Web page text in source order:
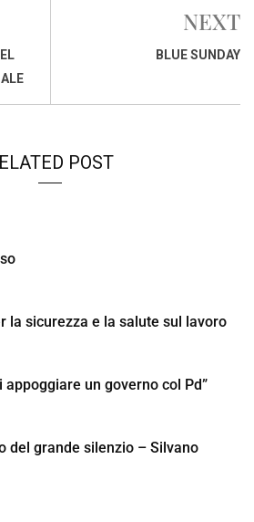
s
NEXT
BLUE SUNDAY
POST
la sicurezza e la salute sul lavoro
appoggiare un governo col Pd”
del grande silenzio – Silvano